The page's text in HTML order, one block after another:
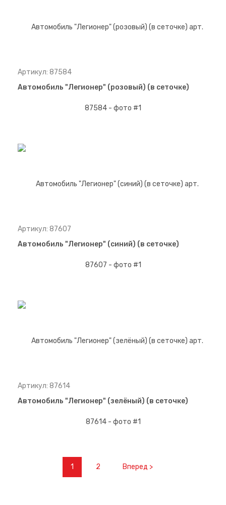
Артикул: 87584
Автомобиль "Легионер" (розовый) (в сеточке)
Артикул: 87607
Автомобиль "Легионер" (синий) (в сеточке)
Артикул: 87614
Автомобиль "Легионер" (зелёный) (в сеточке)
1 2 Вперед >